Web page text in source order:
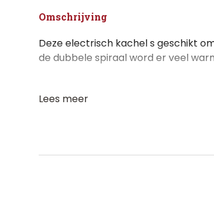
Omschrijving
Deze electrisch kachel s geschikt
de dubbele spiraal word er veel
Lees meer